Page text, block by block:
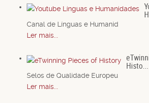
Canal de Línguas e Humanid
Ler mais...
Histo...
Selos de Qualidade Europeu
Ler mais...